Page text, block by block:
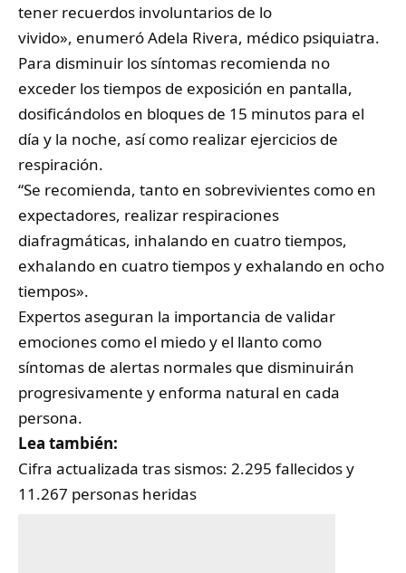
tener recuerdos involuntarios de lo
vivido», enumeró Adela Rivera, médico psiquiatra.
Para disminuir los síntomas recomienda no
exceder los tiempos de exposición en pantalla,
dosificándolos en bloques de 15 minutos para el
día y la noche, así como realizar ejercicios de
respiración.
“Se recomienda, tanto en sobrevivientes como en
expectadores, realizar respiraciones
diafragmáticas, inhalando en cuatro tiempos,
exhalando en cuatro tiempos y exhalando en ocho
tiempos».
Expertos aseguran la importancia de validar
emociones como el miedo y el llanto como
síntomas de alertas normales que disminuirán
progresivamente y enforma natural en cada
persona.
Lea también:
Cifra actualizada tras sismos: 2.295 fallecidos y
11.267 personas heridas